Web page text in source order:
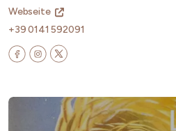
Webseite
+39 0141 592091